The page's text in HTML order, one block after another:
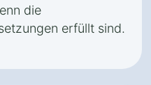
die
erfüllt sind.